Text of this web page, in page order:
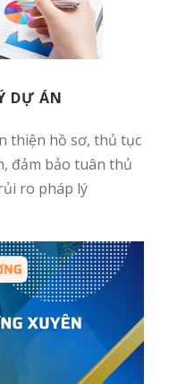
DỰ ÁN
thiện hồ sơ, thủ tục
đảm bảo tuân thủ
ro pháp lý